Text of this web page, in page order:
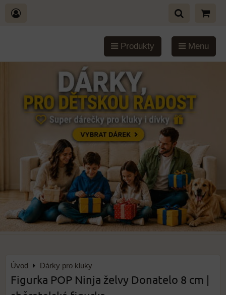
Produkty Menu
Úvod Dárky pro kluky
Figurka POP Ninja želvy Donatelo 8 cm |